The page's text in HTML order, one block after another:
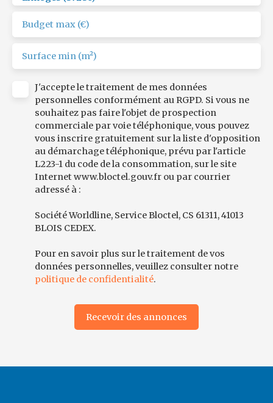
REF ROPERT IMMO : 4543/CBB87
Budget max (€)
Surface min (m²)
J'accepte le traitement de mes données
personnelles conformément au RGPD. Si vous ne
souhaitez pas faire l'objet de prospection
commerciale par voie téléphonique, vous pouvez
vous inscrire gratuitement sur la liste d'opposition
au démarchage téléphonique, prévu par l'article
L223-1 du code de la consommation, sur le site
Internet www.bloctel.gouv.fr ou par courrier
adressé à :
Société Worldline, Service Bloctel, CS 61311, 41013
BLOIS CEDEX.
Pour en savoir plus sur le traitement de vos
données personnelles, veuillez consulter notre
politique de confidentialité.
Recevoir des annonces